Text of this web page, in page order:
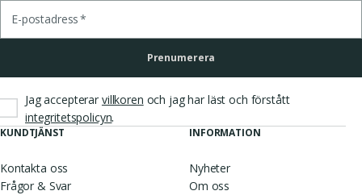
E-postadress*
Prenumerera
Jag accepterar villkoren och jag har läst och förstått
integritetspolicyn.
KUNDTJÄNST
Kontakta oss
Frågor & Svar
INFORMATION
Nyheter
Om oss